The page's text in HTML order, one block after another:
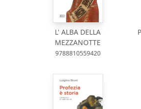
L' ALBA DELLA
MEZZANOTTE
9788810559420